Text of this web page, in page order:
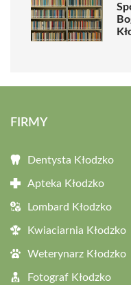
FIRMY
Dentysta Kłodzko
Apteka Kłodzko
Lombard Kłodzko
Kwiaciarnia Kłodzko
Weterynarz Kłodzko
Fotograf Kłodzko